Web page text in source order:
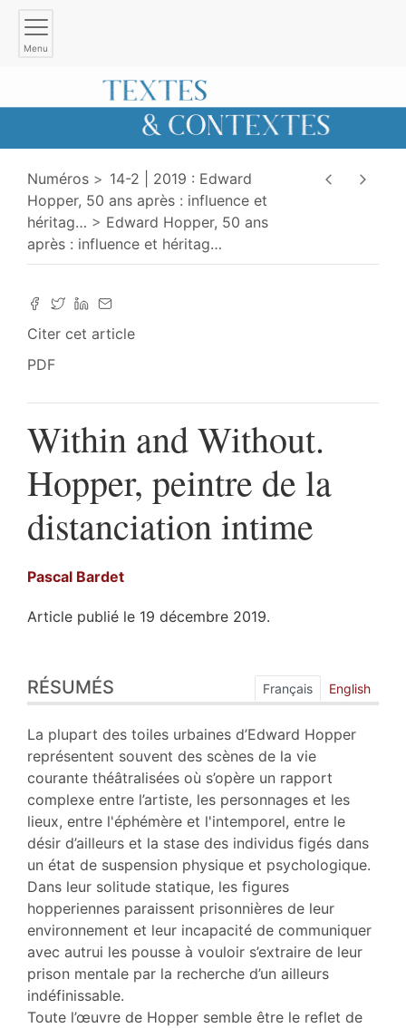
Menu
Numéros
14-2 | 2019 : Edward
Hopper, 50 ans après : influence et
héritag…
Edward Hopper, 50 ans
après : influence et héritag…
Citer cet article
PDF
Within and Without.
Hopper, peintre de la
distanciation intime
Pascal Bardet
Article publié le 19 décembre 2019.
Index
Plan
Texte
Bibliographie
Notes
Citer cet article
Auteur
RÉSUMÉS Français English
La plupart des toiles urbaines d’Edward Hopper
représentent souvent des scènes de la vie
courante théâtralisées où s’opère un rapport
complexe entre l’artiste, les personnages et les
lieux, entre l'éphémère et l'intemporel, entre le
désir d’ailleurs et la stase des individus figés dans
un état de suspension physique et psychologique.
Dans leur solitude statique, les figures
hopperiennes paraissent prisonnières de leur
environnement et leur incapacité de communiquer
avec autrui les pousse à vouloir s’extraire de leur
prison mentale par la recherche d’un ailleurs
indéfinissable.
Toute l’œuvre de Hopper semble être le reflet de